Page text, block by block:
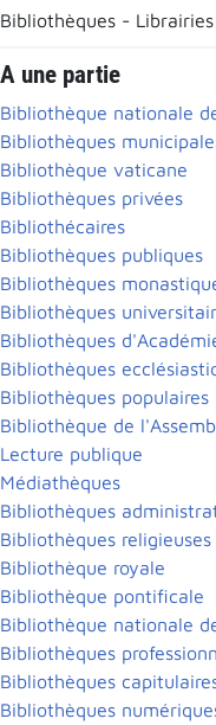
Bibliothèques -
A une partie
Bibliothèque nationale
Bibliothèques
Bibliothèque vaticane
Bibliothèques privées
Bibliothécaires
Bibliothèques publiques
Bibliothèques
Bibliothèques
Bibliothèques
Bibliothèques
Bibliothèques populaires
Bibliothèque de
Lecture publique
Médiathèques
Bibliothèques
Bibliothèques religieuses
Bibliothèque royale
Bibliothèque pontificale
Bibliothèque nationale
Bibliothèques
Bibliothèques
Bibliothèques